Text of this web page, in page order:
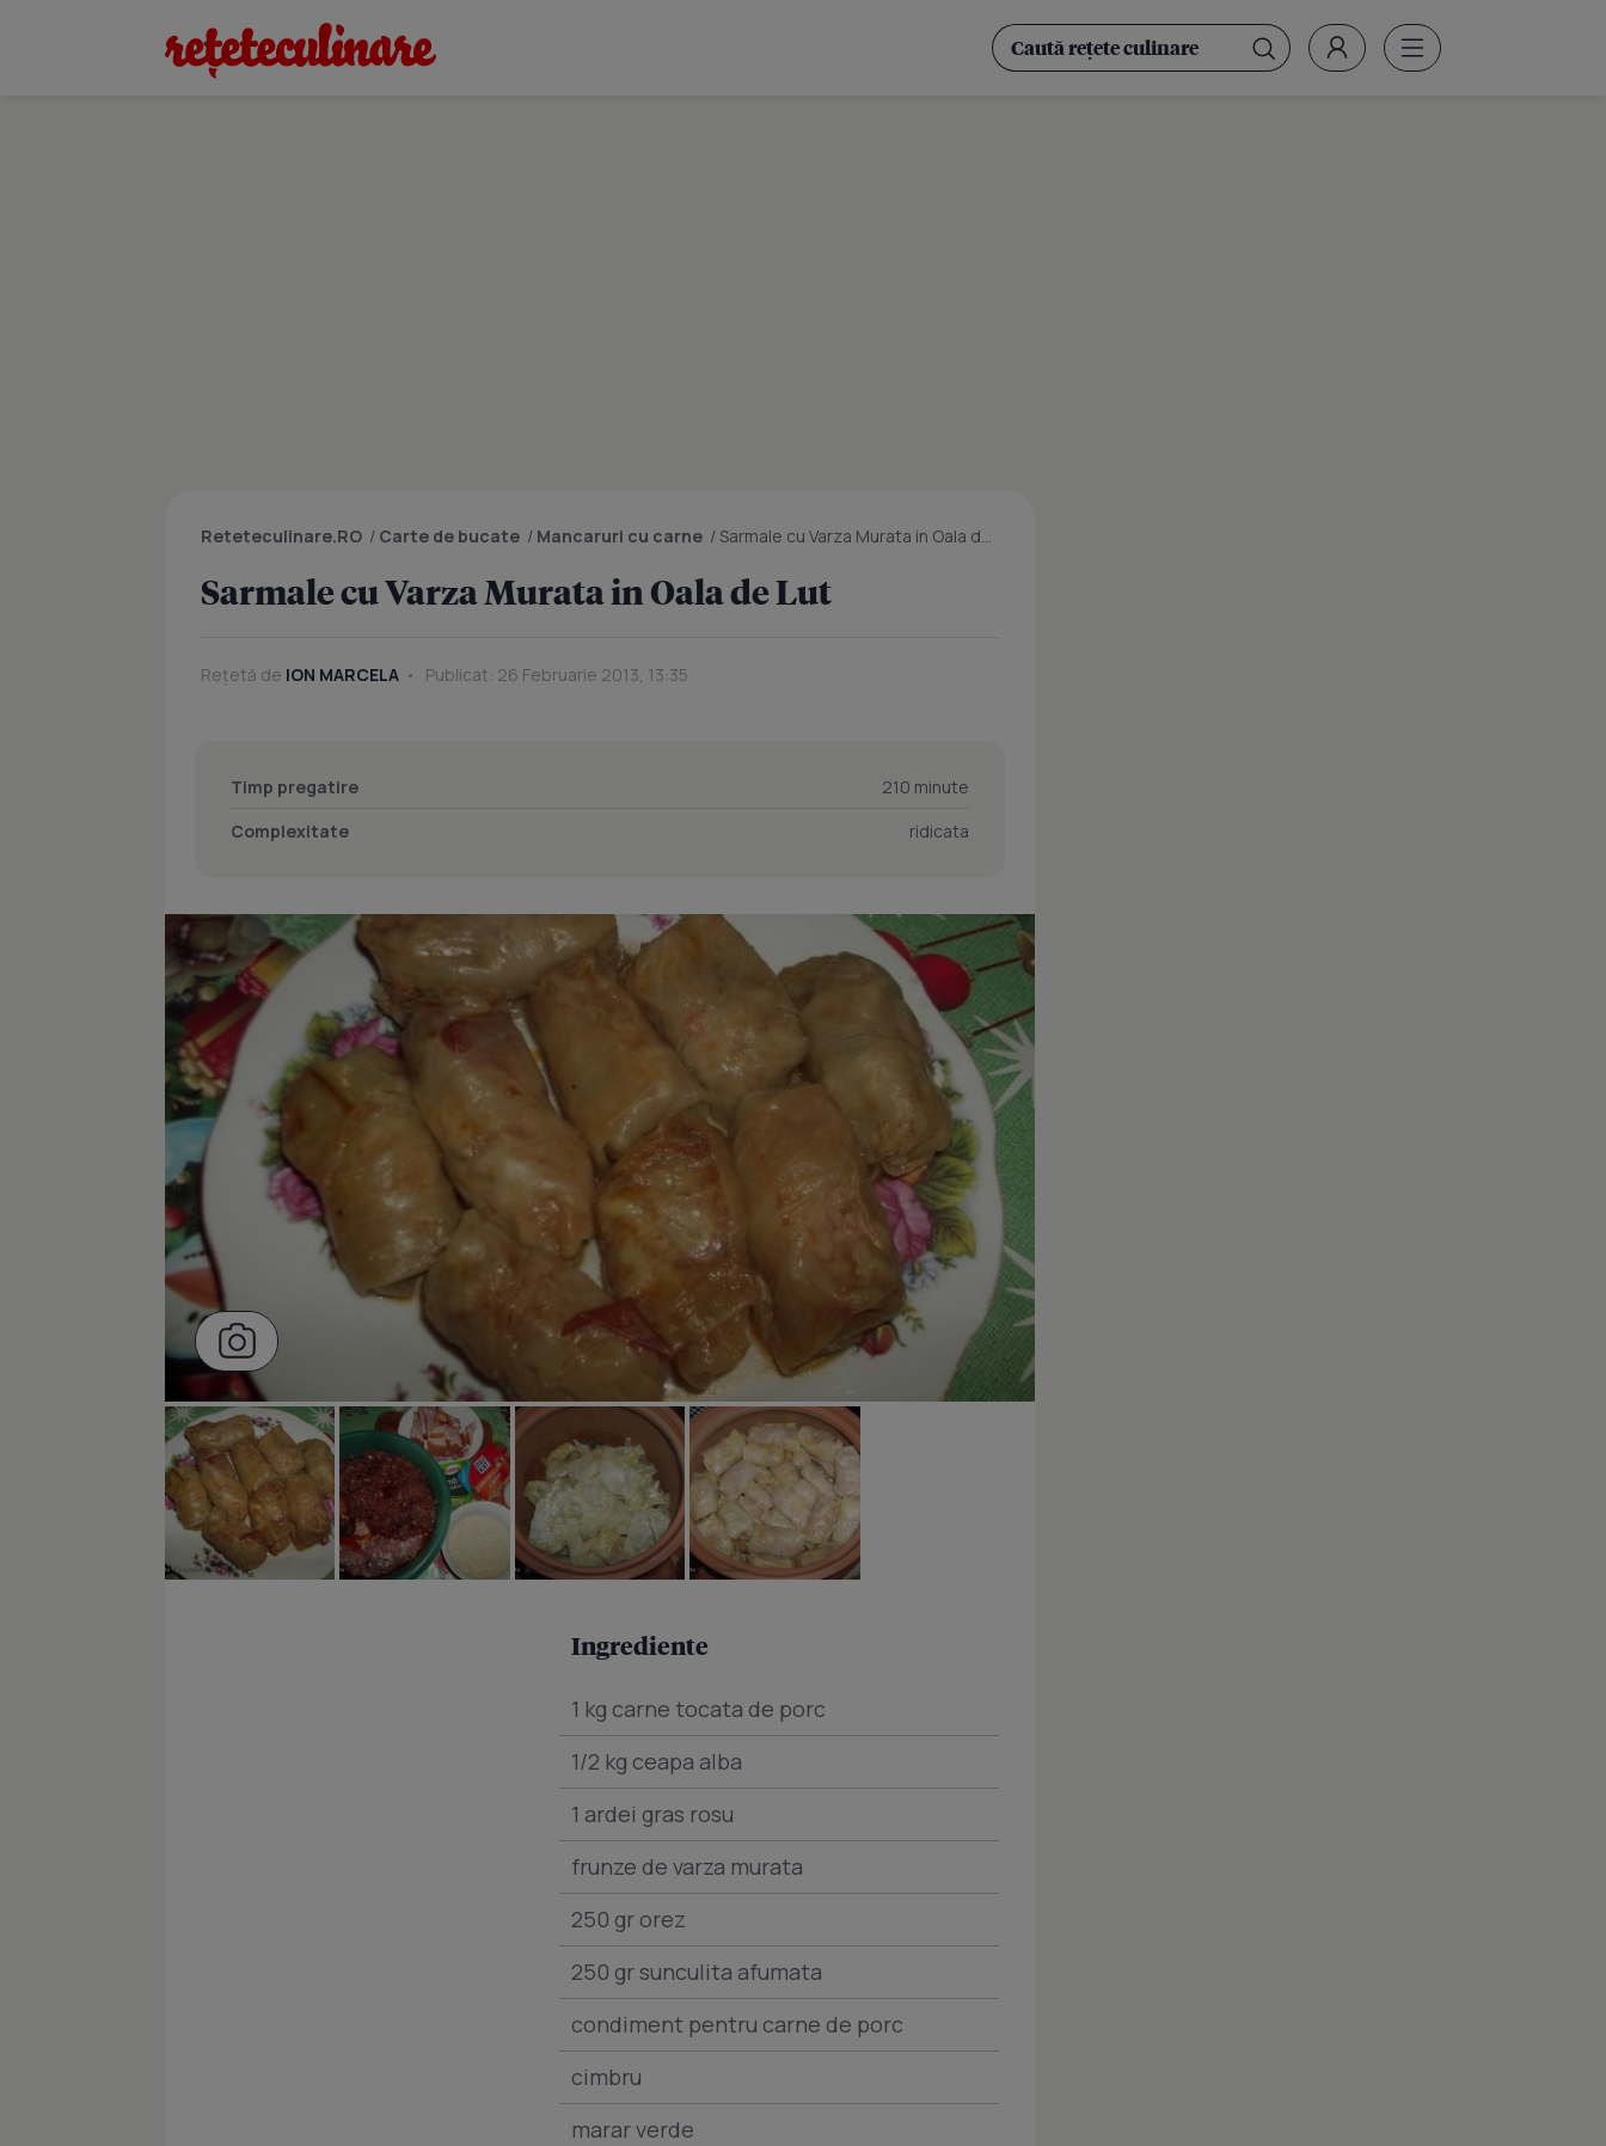
Reteteculinare.RO / Carte de bucate / Mancaruri cu carne /Sarmale cu Varza Murata in Oala de Lut
Sarmale cu Varza Murata in Oala de Lut
Rețetă de ION MARCELA Publicat: 26 Februarie 2013, 13:35
Timp pregatire
210 minute
Complexitate
ridicata
Ingrediente
1 kg carne tocata de porc
1/2 kg ceapa alba
1 ardei gras rosu
frunze de varza murata
250 gr orez
250 gr sunculita afumata
condiment pentru carne de porc
cimbru
marar verde